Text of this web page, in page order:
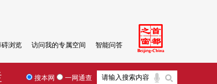
碍浏览 访问我的专属空间 智能问答
搜本网 一网通查